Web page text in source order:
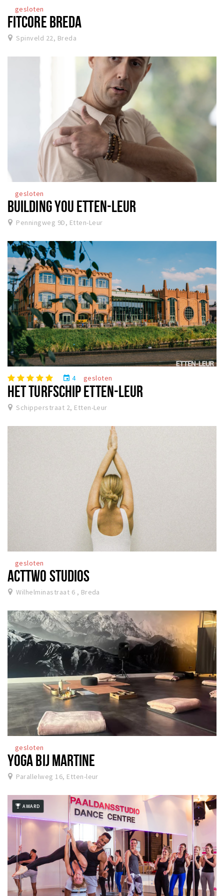
gesloten
FITCORE BREDA
Spinveld 22, Breda
gesloten
BUILDING YOU ETTEN-LEUR
Penningweg 9D, Etten-Leur
event 4 gesloten
HET TURFSCHIP ETTEN-LEUR
Schipperstraat 2, Etten-Leur
gesloten
ACTTWO STUDIOS
Wilhelminastraat 6 , Breda
gesloten
YOGA BIJ MARTINE
Parallelweg 16, Etten-leur
AWARD